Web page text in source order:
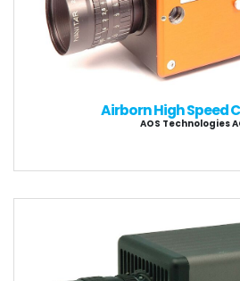
Airborn High Speed
AOS Technologies